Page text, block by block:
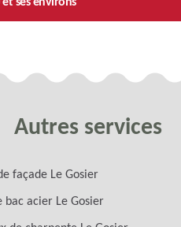
Autres services
façade Le Gosier
bac acier Le Gosier